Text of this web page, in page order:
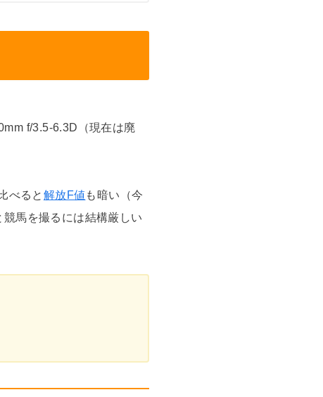
f/3.5-6.3D（現在は廃
べると 解放F値 も暗い（今
馬を撮るには結構厳しい